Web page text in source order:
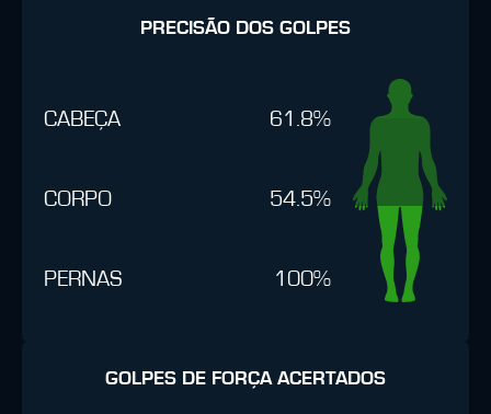
PRECISÃO DOS GOLPES
CABEÇA 61.8%
CORPO 54.5%
PERNAS 100%
GOLPES DE FORÇA ACERTADOS